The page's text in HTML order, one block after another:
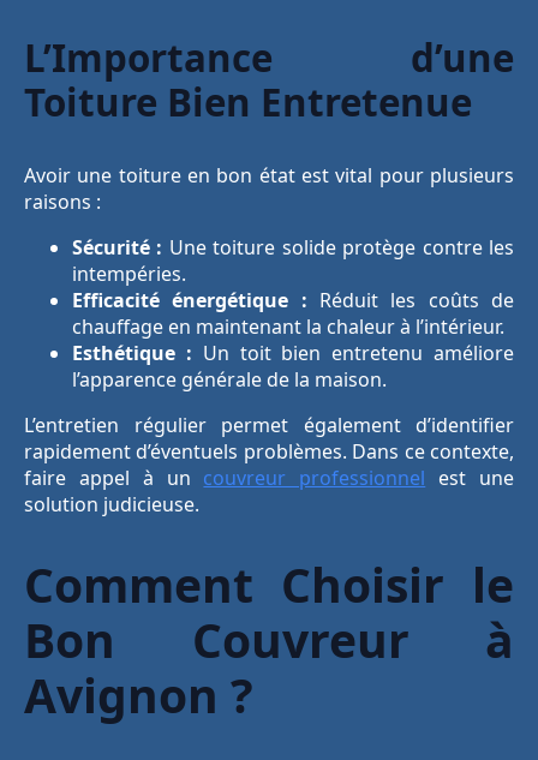
L’Importance d’une
Toiture Bien Entretenue
Avoir une toiture en bon état est vital pour plusieurs
raisons :
Sécurité : Une toiture solide protège contre les
intempéries.
Efficacité énergétique : Réduit les coûts de
chauffage en maintenant la chaleur à l’intérieur.
Esthétique : Un toit bien entretenu améliore
l’apparence générale de la maison.
L’entretien régulier permet également d’identifier
rapidement d’éventuels problèmes. Dans ce contexte,
faire appel à un couvreur professionnel est une
solution judicieuse.
Comment Choisir le
Bon Couvreur à
Avignon ?